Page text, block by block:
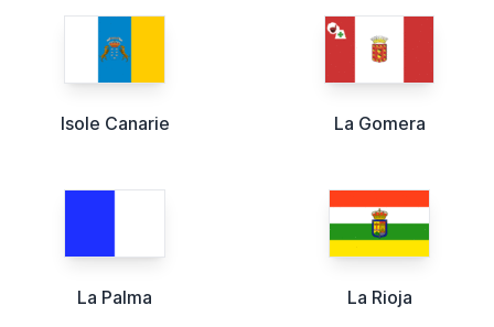
Isole Canarie La Gomera
La Palma La Rioja